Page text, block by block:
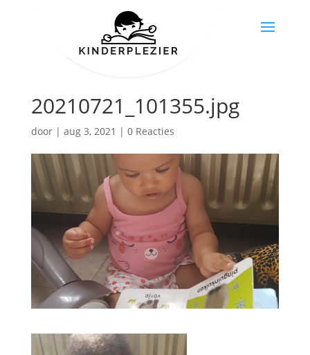
20210721_101355.jpg
door | aug 3, 2021 | 0 Reacties